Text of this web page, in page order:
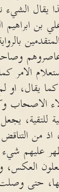
يقال
بن ابراهيم
عاصروهم
الامر
كما يقال،
الاصحاب
للتقية،
اذ من
عليهم
العكس،
لها، حتى